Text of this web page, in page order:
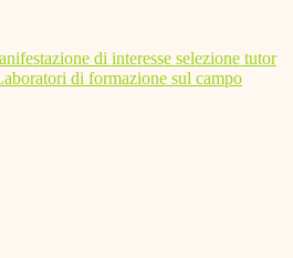
di interesse selezione tutor
di formazione sul campo